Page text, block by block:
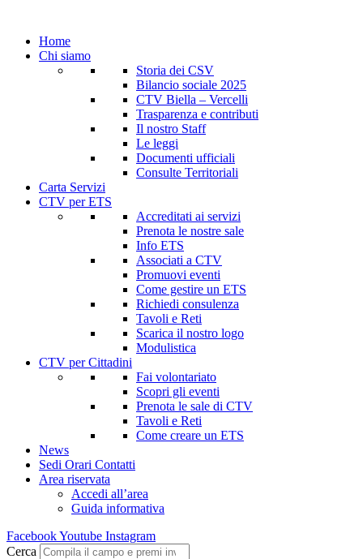
Home
Chi siamo
Storia dei CSV
Bilancio sociale 2025
CTV Biella – Vercelli
Trasparenza e contributi
Il nostro Staff
Le leggi
Documenti ufficiali
Consulte Territoriali
Carta Servizi
CTV per ETS
Accreditati ai servizi
Prenota le nostre sale
Info ETS
Associati a CTV
Promuovi eventi
Come gestire un ETS
Richiedi consulenza
Tavoli e Reti
Scarica il nostro logo
Modulistica
CTV per Cittadini
Fai volontariato
Scopri gli eventi
Prenota le sale di CTV
Tavoli e Reti
Come creare un ETS
News
Sedi Orari Contatti
Area riservata
Accedi all’area
Guida informativa
FacebookYoutube Instagram
Cerca